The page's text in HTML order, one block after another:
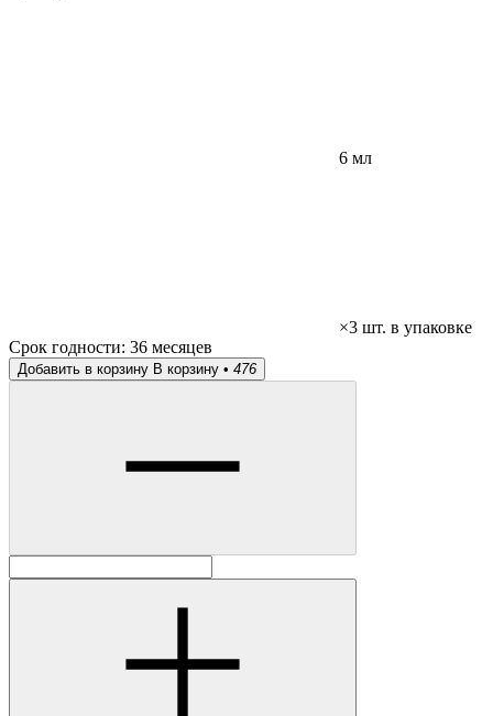
6 мл
×3 шт. в упаковке
Срок годности: 36 месяцев
Добавить в корзину В корзину • 476